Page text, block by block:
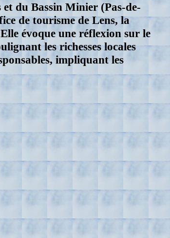
du Bassin Minier (Pas-de-
de tourisme de Lens, la
évoque une réflexion sur le
les richesses locales
impliquant les